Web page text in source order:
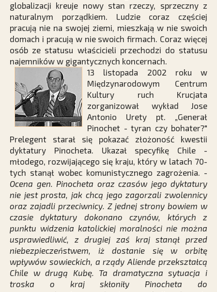
globalizacji kreuje nowy stan rzeczy, sprzeczny z
naturalnym porządkiem. Ludzie coraz częściej
pracują nie na swojej ziemi, mieszkają w nie swoich
domach i pracują w nie swoich firmach. Coraz więcej
osób ze statusu właścicieli przechodzi do statusu
najemników w gigantycznych koncernach.
13 listopada 2002 roku w
Międzynarodowym Centrum
Kultury ruch Krucjata
zorganizował wykład Jose
Antonio Urety pt. „Generał
Pinochet - tyran czy bohater?"
Prelegent starał się pokazać złożoność kwestii
dyktatury Pinocheta. Ukazał specyfikę Chile -
młodego, rozwijającego się kraju, który w latach 70-
tych stanął wobec komunistycznego zagrożenia. -
Ocena gen. Pinocheta oraz czasów jego dyktatury
nie jest prosta, jak chcą jego zagorzali zwolennicy
oraz zajadli przeciwnicy. Z jednej strony bowiem w
czasie dyktatury dokonano czynów, których z
punktu widzenia katolickiej moralności nie można
usprawiedliwić, z drugiej zaś kraj stanął przed
niebezpieczeństwem, iż dostanie się w orbitę
wpływów sowieckich, a rządy Aliende przekształcą
Chile w drugą Kubę. Ta dramatyczna sytuacja i
troska o kraj skłoniły Pinocheta do